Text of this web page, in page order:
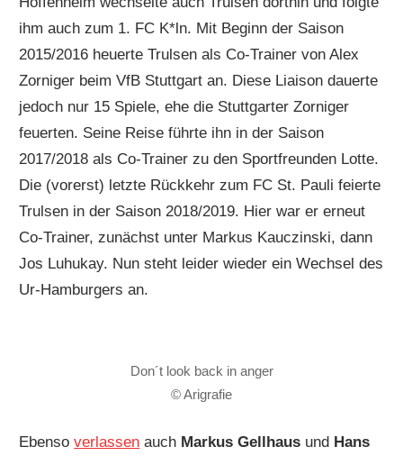
ihm auch zum 1. FC K*ln. Mit Beginn der Saison
2015/2016 heuerte Trulsen als Co-Trainer von Alex
Zorniger beim VfB Stuttgart an. Diese Liaison dauerte
jedoch nur 15 Spiele, ehe die Stuttgarter Zorniger
feuerten. Seine Reise führte ihn in der Saison
2017/2018 als Co-Trainer zu den Sportfreunden Lotte.
Die (vorerst) letzte Rückkehr zum FC St. Pauli feierte
Trulsen in der Saison 2018/2019. Hier war er erneut
Co-Trainer, zunächst unter Markus Kauczinski, dann
Jos Luhukay. Nun steht leider wieder ein Wechsel des
Ur-Hamburgers an.
Don´t look back in anger
© Arigrafie
Ebensoverlassen auch Markus Gellhaus und Hans